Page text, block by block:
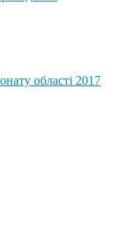
області 2017